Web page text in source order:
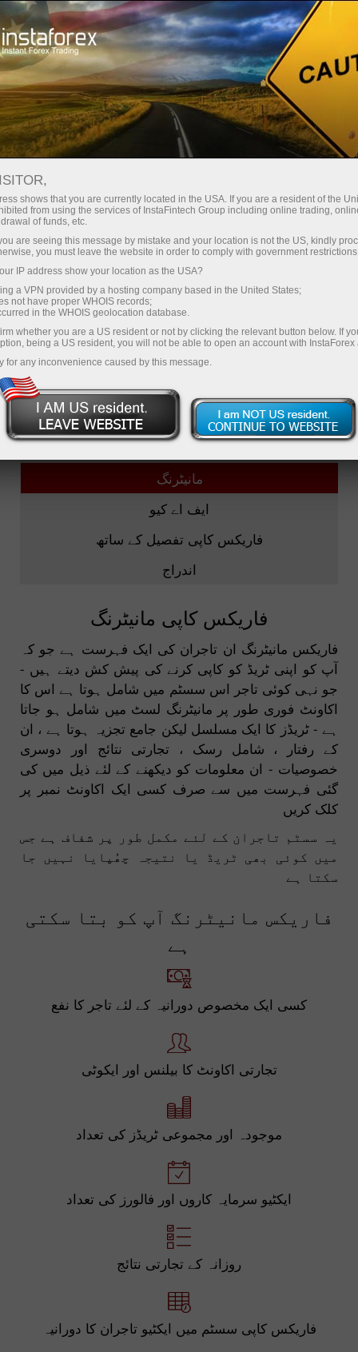
سرمایہ کاروں کے لیے فاریکس کاپی سسٹم مانیٹرنگ
FOREXCOPY MONITORING
FROM INSTAFOREX
تجارتی اکاؤنٹ کھولیں
ڈیمو اکاؤنٹ کھولیں
فاریکس کاپی
بہترین 5 تاجران
مانیٹرنگ
ایف اے کیو
فاریکس کاپی تفصیل کے ساتھ
اندراج
فاریکس کاپی مانیٹرنگ
فاریکس مانیٹرنگ ان تاجران کی ایک فہرست ہے جو کہ
آپ کو اپنی ٹریڈ کو کاپی کرنے کی پیش کش دیتے ہیں -
جو نہی کوئی تاجر اس سسٹم میں شامل ہوتا ہے اس کا
اکاونٹ فوری طور پر مانیٹرنگ لسٹ میں شامل ہو جاتا
ہے - ٹریڈز کا ایک مسلسل لیکن جامع تجزیہ ہوتا ہے ، ان
کے رفتار ، شامل رسک ، تجارتی نتائج اور دوسری
خصوصیات - ان معلومات کو دیکھنے کے لئے ذیل میں کی
گئی فہرست میں سے صرف کسی ایک اکاونٹ نمبر پر
کلک کریں
یہ سسٹم تاجران کے لئے مکمل طور پر شفاف ہے جس
میں کوئی بھی ٹریڈ یا نتیجہ چھُپایا نہیں جا
سکتا ہے
فاریکس مانیٹرنگ آپ کو بتا سکتی
ہے
کسی ایک مخصوص دورانیہ کے لئے تاجر کا نفع
تجارتی اکاونٹ کا بیلنس اور ایکوٹی
موجودہ اور مجموعی ٹریڈز کی تعداد
ایکٹیو سرمایہ کاروں اور فالورز کی تعداد
روزانہ کے تجارتی نتائج
فاریکس کاپی سسٹم میں ایکٹیو تاجران کا دورانیہ
shows that you are currently located in the USA. If you are a resident of the
from using the services of InstaFintech Group including online trading,
of funds, etc.
are seeing this message by mistake and your location is not the US, kindly
you must leave the website in order to comply with government
IP address show your location as the USA?
a VPN provided by a hosting company based in the United States;
not have proper WHOIS records;
in the WHOIS geolocation database.
whether you are a US resident or not by clicking the relevant button below. If
being a US resident, you will not be able to open an account with InstaForex
for any inconvenience caused by this message.